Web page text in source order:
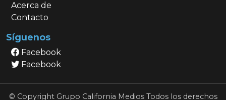
Acerca de
Contacto
Síguenos
Facebook
Facebook
© Copyright Grupo California Medios Todos los derechos